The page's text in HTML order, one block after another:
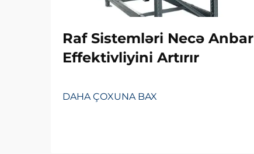
Raf Sistemləri Necə Anbar
Effektivliyini Artırır
DAHA ÇOXUNA BAX